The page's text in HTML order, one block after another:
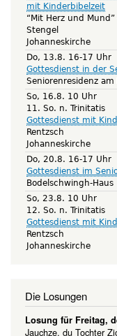
mit Kinderbibelzeit
“Mit Herz und
Stengel
Johanneskirche
Do, 13.8. 16-17 Uhr
Gottesdienst in der
Seniorenresidenz am
So, 16.8. 10 Uhr
11. So. n. Trinitatis
Gottesdienst mit
Rentzsch
Johanneskirche
Do, 20.8. 16-17 Uhr
Gottesdienst im
Bodelschwingh-Haus
So, 23.8. 10 Uhr
12. So. n. Trinitatis
Gottesdienst mit
Rentzsch
Johanneskirche
Die Losungen
Losung für Freitag,
Jauchze, du Tochter